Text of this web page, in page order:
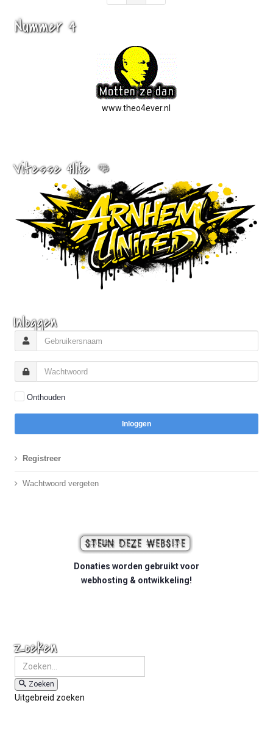
Nummer 4
www.theo4ever.nl
Vitesse 4life 👊
Inloggen
Onthouden
Inloggen
Registreer
Wachtwoord vergeten
Donaties worden gebruikt voor
webhosting & ontwikkeling!
Zoeken
Zoeken
Uitgebreid zoeken